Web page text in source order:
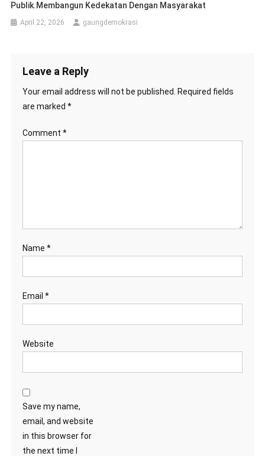
Publik.Membangun Kedekatan Dengan Masyarakat
April 22, 2026 gaungdemokrasi
Leave a Reply
Your email address will not be published. Required fields
are marked *
Comment *
Name *
Email *
Website
Save my name,
email, and website
in this browser for
the next time I